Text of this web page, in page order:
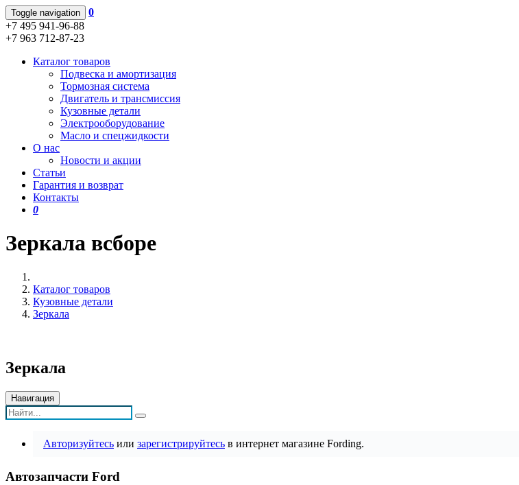
Toggle navigation
0
+7 495 941-96-88
+7 963 712-87-23
Каталог товаров
Подвеска и амортизация
Тормозная система
Двигатель и трансмиссия
Кузовные детали
Электрооборудование
Масло и спецжидкости
О нас
Новости и акции
Статьи
Гарантия и возврат
Контакты
0
Зеркала всборе
Каталог товаров
Кузовные детали
Зеркала
Зеркала
Навигация
Авторизуйтесь или зарегистрируйтесь в интернет магазине Fording.
Автозапчасти Ford